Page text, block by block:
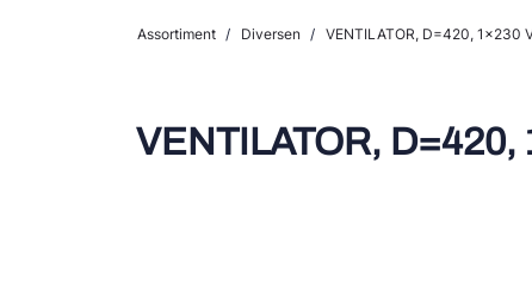
AWA
Assortiment / Diversen / VENTILATOR, D=420, 1x230
VENTILATOR,